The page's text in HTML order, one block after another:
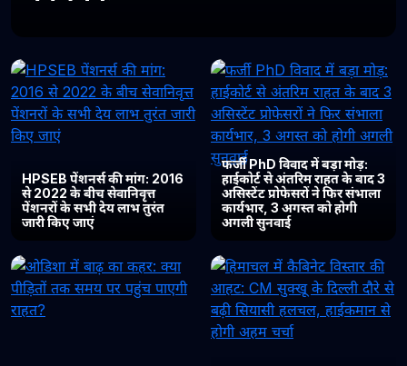
HPSEB पेंशनर्स की मांग: 2016
से 2022 के बीच सेवानिवृत्त
पेंशनरों के सभी देय लाभ तुरंत
जारी किए जाएं
फर्जी PhD विवाद में बड़ा मोड़:
हाईकोर्ट से अंतरिम राहत के बाद 3
असिस्टेंट प्रोफेसरों ने फिर संभाला
कार्यभार, 3 अगस्त को होगी
अगली सुनवाई